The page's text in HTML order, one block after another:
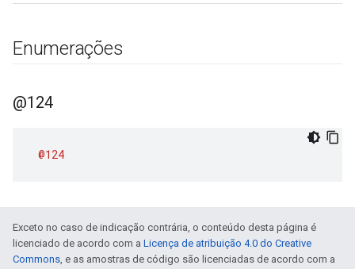
Enumerações
@124
@124
Exceto no caso de indicação contrária, o conteúdo desta página é
licenciado de acordo com a Licença de atribuição 4.0 do Creative
Commons, e as amostras de código são licenciadas de acordo com a